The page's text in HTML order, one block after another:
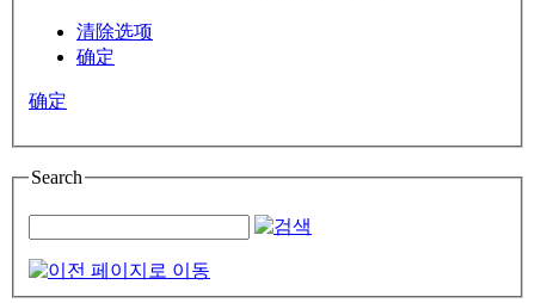
清除选项
确定
确定
Search